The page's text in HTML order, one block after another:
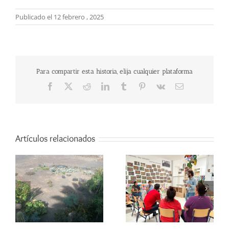
Publicado el 12 febrero , 2025
Para compartir esta historia, elija cualquier plataforma
Facebook RedditLinkedInTumblr Pinterest
Vk
Correo
Artículos relacionados